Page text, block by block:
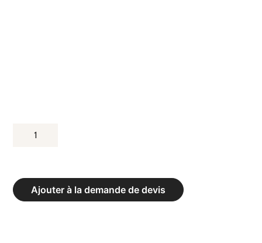
Ajouter à la demande de devis
QUANTITÉ
BLOCKS
DYNAMIC